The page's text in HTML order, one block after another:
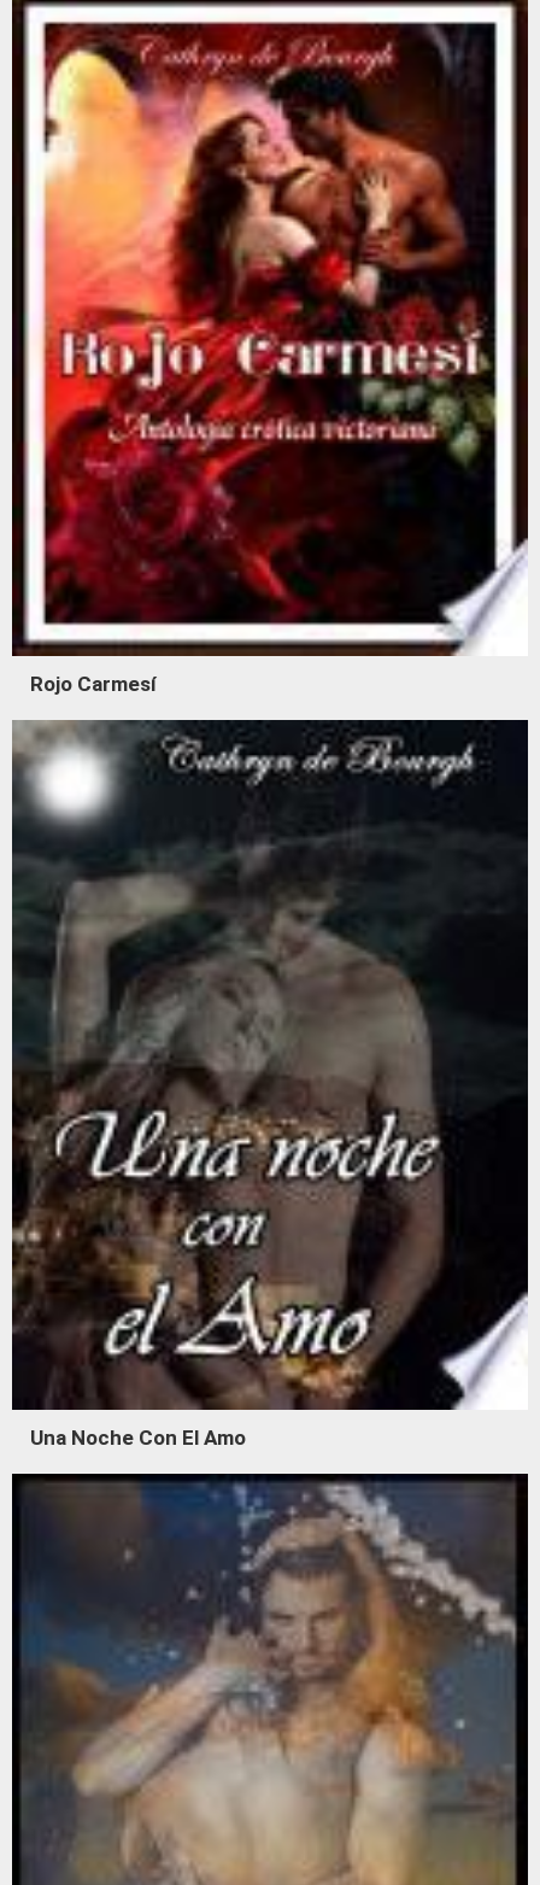
Rojo Carmesí
Una Noche Con El Amo